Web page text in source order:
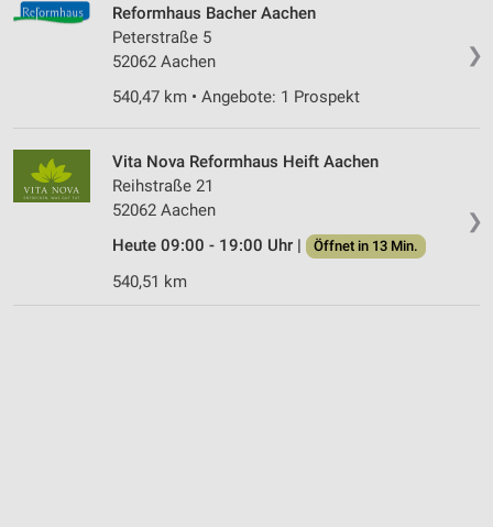
❯
Reformhaus Bacher Aachen
Peterstraße 5
52062 Aachen
540,47 km • Angebote: 1 Prospekt
❯
Vita Nova Reformhaus Heift Aachen
Reihstraße 21
52062 Aachen
Heute 09:00 - 19:00 Uhr |
Öffnet in 13 Min.
540,51 km